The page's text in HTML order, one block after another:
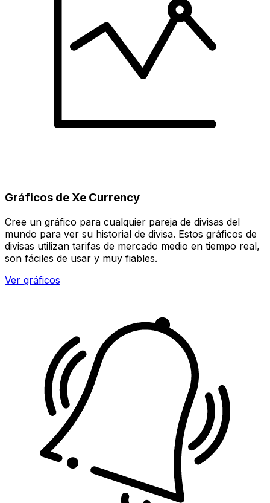
Gráficos de Xe Currency
Cree un gráfico para cualquier pareja de divisas del
mundo para ver su historial de divisa. Estos gráficos de
divisas utilizan tarifas de mercado medio en tiempo real,
son fáciles de usar y muy fiables.
Ver gráficos